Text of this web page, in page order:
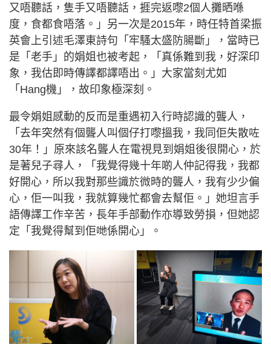
又唔聽話，隻手又唔聽話，捱完返嚟2個人攤晒喺
度，食都食唔落。」另一次是2015年，時任特首梁振
英會上引述毛澤東詩句「牢騷太盛防腸斷」，當時已
是「老手」的娟姐也被考起，「真係難到我，好深印
象，我估即時傳譯都譯唔出。」大家當刻尤如
「Hang機」，故印象極深刻。
最令娟姐感動的反而是重遇初入行時認識的聾人，
「去年突然有個聾人叫個仔打嚟搵我，我同佢失散咗
30年！」原來該名聾人在電視見到娟姐後很開心，於
是著兒子尋人，「我覺得幾十年啲人仲記得我，我都
好開心，所以我對那些識於微時的聾人，我有少少偏
心，佢一叫我，我就算幾忙都會去幫佢。」她坦言手
語傳譯工作辛苦，長年手部動作亦導致勞損，但她認
定「我覺得幫到佢哋係開心」。